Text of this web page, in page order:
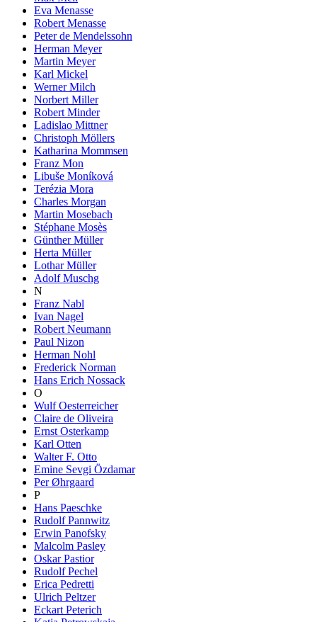
Eva Menasse
Robert Menasse
Peter de Mendelssohn
Herman Meyer
Martin Meyer
Karl Mickel
Werner Milch
Norbert Miller
Robert Minder
Ladislao Mittner
Christoph Möllers
Katharina Mommsen
Franz Mon
Libuše Moníková
Terézia Mora
Charles Morgan
Martin Mosebach
Stéphane Mosès
Günther Müller
Herta Müller
Lothar Müller
Adolf Muschg
N
Franz Nabl
Ivan Nagel
Robert Neumann
Paul Nizon
Herman Nohl
Frederick Norman
Hans Erich Nossack
O
Wulf Oesterreicher
Claire de Oliveira
Ernst Osterkamp
Karl Otten
Walter F. Otto
Emine Sevgi Özdamar
Per Øhrgaard
P
Hans Paeschke
Rudolf Pannwitz
Erwin Panofsky
Malcolm Pasley
Oskar Pastior
Rudolf Pechel
Erica Pedretti
Ulrich Peltzer
Eckart Peterich